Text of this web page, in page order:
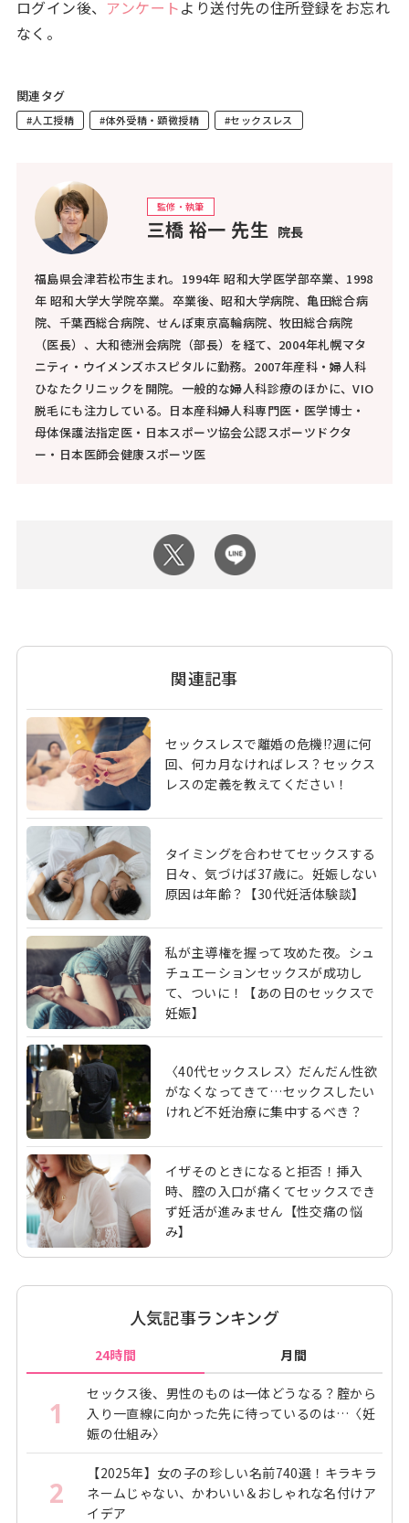
ログイン後、 アンケートより送付先の住所登録をお忘れ
なく。
関連タグ
#人工授精 #体外受精・顕微授精 #セックスレス
監修・執筆
三橋 裕一 先生 院長
福島県会津若松市生まれ。1994年 昭和大学医学部卒業、1998
年 昭和大学大学院卒業。卒業後、昭和大学病院、亀田総合病
院、千葉西総合病院、せんぽ東京高輪病院、牧田総合病院
（医長）、大和徳洲会病院（部長）を経て、2004年札幌マタ
ニティ・ウイメンズホスピタルに勤務。2007年産科・婦人科
ひなたクリニックを開院。一般的な婦人科診療のほかに、VIO
脱毛にも注力している。日本産科婦人科専門医・医学博士・
母体保護法指定医・日本スポーツ協会公認スポーツドクタ
ー・日本医師会健康スポーツ医
関連記事
セックスレスで離婚の危機!?週に何
回、何カ月なければレス？セックス
レスの定義を教えてください！
タイミングを合わせてセックスする
日々、気づけば37歳に。妊娠しない
原因は年齢？【30代妊活体験談】
私が主導権を握って攻めた夜。シュ
チュエーションセックスが成功し
て、ついに！【あの日のセックスで
妊娠】
〈40代セックスレス〉だんだん性欲
がなくなってきて…セックスしたい
けれど不妊治療に集中するべき？
イザそのときになると拒否！挿入
時、膣の入口が痛くてセックスでき
ず妊活が進みません【性交痛の悩
み】
人気記事ランキング
24時間 月間
1
セックス後、男性のものは一体どうなる？腟から
入り一直線に向かった先に待っているのは…〈妊
娠の仕組み〉
2
【2025年】女の子の珍しい名前740選！キラキラ
ネームじゃない、かわいい＆おしゃれな名付けア
イデア